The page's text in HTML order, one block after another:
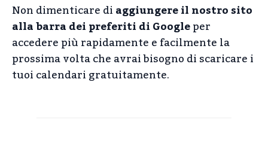
Non dimenticare diaggiungere il nostro sito
alla barra dei preferiti di Googleper
accedere più rapidamente e facilmente la
prossima volta che avrai bisogno di scaricare i
tuoi calendari gratuitamente.